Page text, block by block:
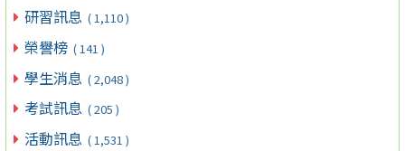
研習訊息 ( 1,110 )
榮譽榜 ( 141 )
學生消息 ( 2,048 )
考試訊息 ( 205 )
活動訊息 ( 1,531 )